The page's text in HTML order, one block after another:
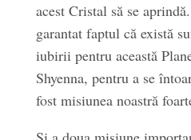
acest Cristal să se
garantat faptul că există
iubirii pentru această
Shyenna, pentru a se
fost misiunea noastră